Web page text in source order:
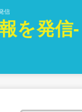
信
を発信-